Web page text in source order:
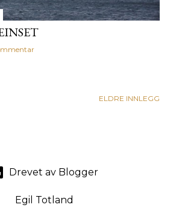
ELDRE INNLEGG
Drevet av Blogger
Egil Totland